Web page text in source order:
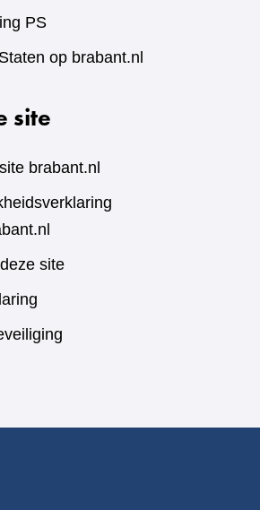
PS
op brabant.nl
site
brabant.nl
site